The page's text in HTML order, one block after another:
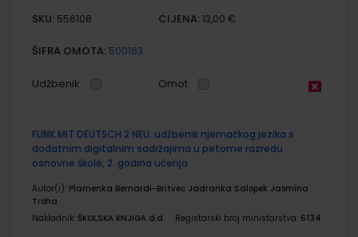
SKU: 556108 CIJENA: 13,00 €
ŠIFRA OMOTA: 500163
Udžbenik Omot
FLINK MIT DEUTSCH 2 NEU; udžbenik njemačkog jezika s
dodatnim digitalnim sadržajima u petome razredu
osnovne škole, 2. godina učenja
Autor(i): Plamenka Bernardi-Britvec Jadranka Salopek Jasmina
Troha
Nakladnik: ŠKOLSKA KNJIGA d.d. Registarski broj ministarstva: 6134